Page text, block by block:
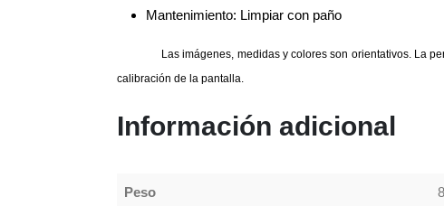
Mantenimiento: Limpiar con paño
Las imágenes, medidas y colores son orientativos. La
calibración de la pantalla.
Información adicional
Peso